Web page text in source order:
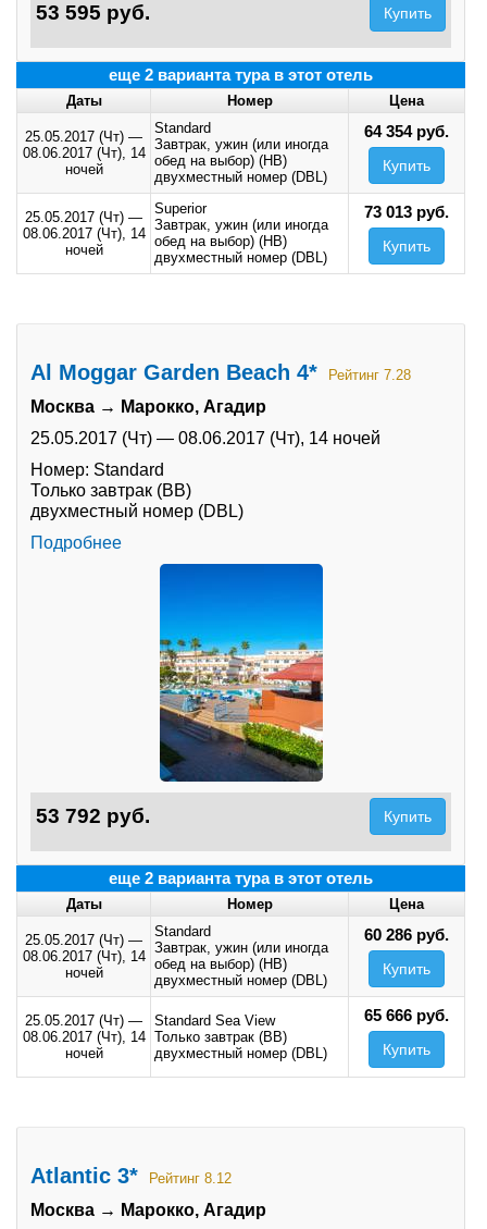
53 595 руб. Купить
еще 2 варианта тура в этот отель
Даты Номер Цена
25.05.2017 (Чт) —
08.06.2017 (Чт), 14
ночей
Standard
Завтрак, ужин (или иногда
обед на выбор) (HB)
двухместный номер (DBL)
64 354 руб.
Купить
25.05.2017 (Чт) —
08.06.2017 (Чт), 14
ночей
Superior
Завтрак, ужин (или иногда
обед на выбор) (HB)
двухместный номер (DBL)
73 013 руб.
Купить
Al Moggar Garden Beach 4* Рейтинг 7.28
Москва → Марокко, Агадир
25.05.2017 (Чт) — 08.06.2017 (Чт), 14 ночей
Номер: Standard
Только завтрак (BB)
двухместный номер (DBL)
Подробнее
53 792 руб. Купить
еще 2 варианта тура в этот отель
Даты Номер Цена
25.05.2017 (Чт) —
08.06.2017 (Чт), 14
ночей
Standard
Завтрак, ужин (или иногда
обед на выбор) (HB)
двухместный номер (DBL)
60 286 руб.
Купить
25.05.2017 (Чт) —
08.06.2017 (Чт), 14
ночей
Standard Sea View
Только завтрак (BB)
двухместный номер (DBL)
65 666 руб.
Купить
Atlantic 3* Рейтинг 8.12
Москва → Марокко, Агадир